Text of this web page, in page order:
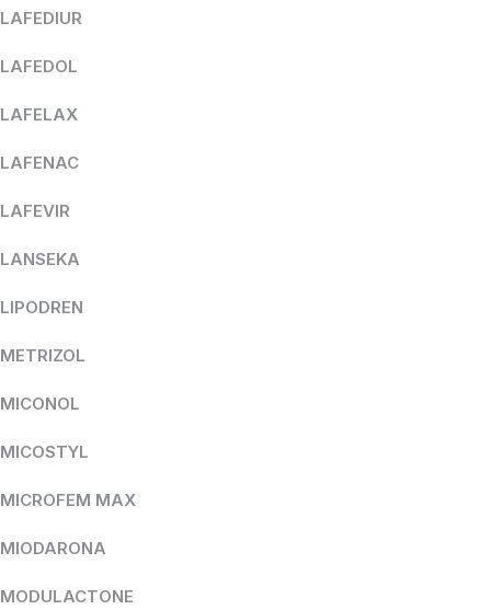
LAFEDIUR
LAFEDOL
LAFELAX
LAFENAC
LAFEVIR
LANSEKA
LIPODREN
METRIZOL
MICONOL
MICOSTYL
MICROFEM MAX
MIODARONA
MODULACTONE